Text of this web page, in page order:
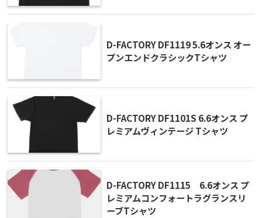
D-FACTORY DF1119 5.6オンス オー
プンエンドクラシックTシャツ
D-FACTORY DF1101S 6.6オンス プ
レミアムヴィンテージ Tシャツ
D-FACTORY DF1115 6.6オンス プ
レミアムコンフォートラグランスリ
ーブTシャツ